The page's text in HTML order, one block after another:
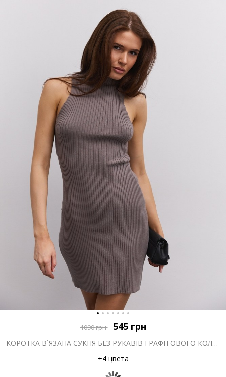
1090грн 545 грн
КОРОТКА В`ЯЗАНА СУКНЯ БЕЗ РУКАВІВ ГРАФІТОВОГО КОЛЬОРУ
+4 цвета